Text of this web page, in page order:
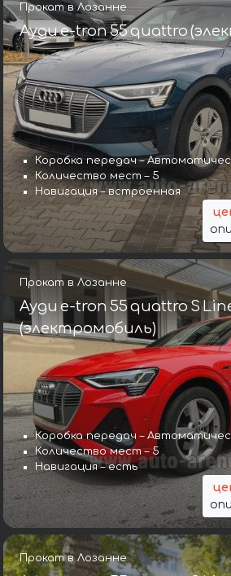
Прокат в Лозанне
Ауди e-tron 55 quattro
Коробка передач –
Количество мест – 5
Навигация – встроенная
Прокат в Лозанне
Ауди e-tron 55 quattro S
(электромобиль)
Коробка передач –
Количество мест – 5
Навигация – есть
Прокат в Лозанне